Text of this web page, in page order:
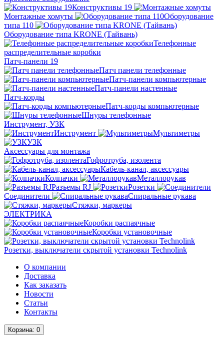
Конструктивы 19
Монтажные хомуты
Оборудование
типа 110
Оборудование типа KRONE (Тайвань)
Телефонные
распределительные коробки
Патч-панели 19
Патч панели телефонные
Патч-панели компьютерные
Патч-панели настенные
Патч-корды
Патч-корды компьютерные
Шнуры телефонные
Инструмент, УЗК
Инструмент
Мультиметры
УЗК
Аксессуары для монтажа
Гофротруба, изолента
Кабель-канал, аксессуары
Колпачки
Металлорукав
Разъемы RJ
Розетки
Соединители
Спиральные рукава
Стяжки, маркеры
ЭЛЕКТРИКА
Коробки распаячные
Коробки установочные
Розетки, выключатели скрытой установки Technolink
О компании
Доставка
Как заказать
Новости
Статьи
Контакты
Корзина: 0